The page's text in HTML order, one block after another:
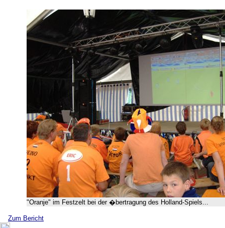
"Oranje" im Festzelt bei der �bertragung des Holland-Spiels...
Zum Bericht